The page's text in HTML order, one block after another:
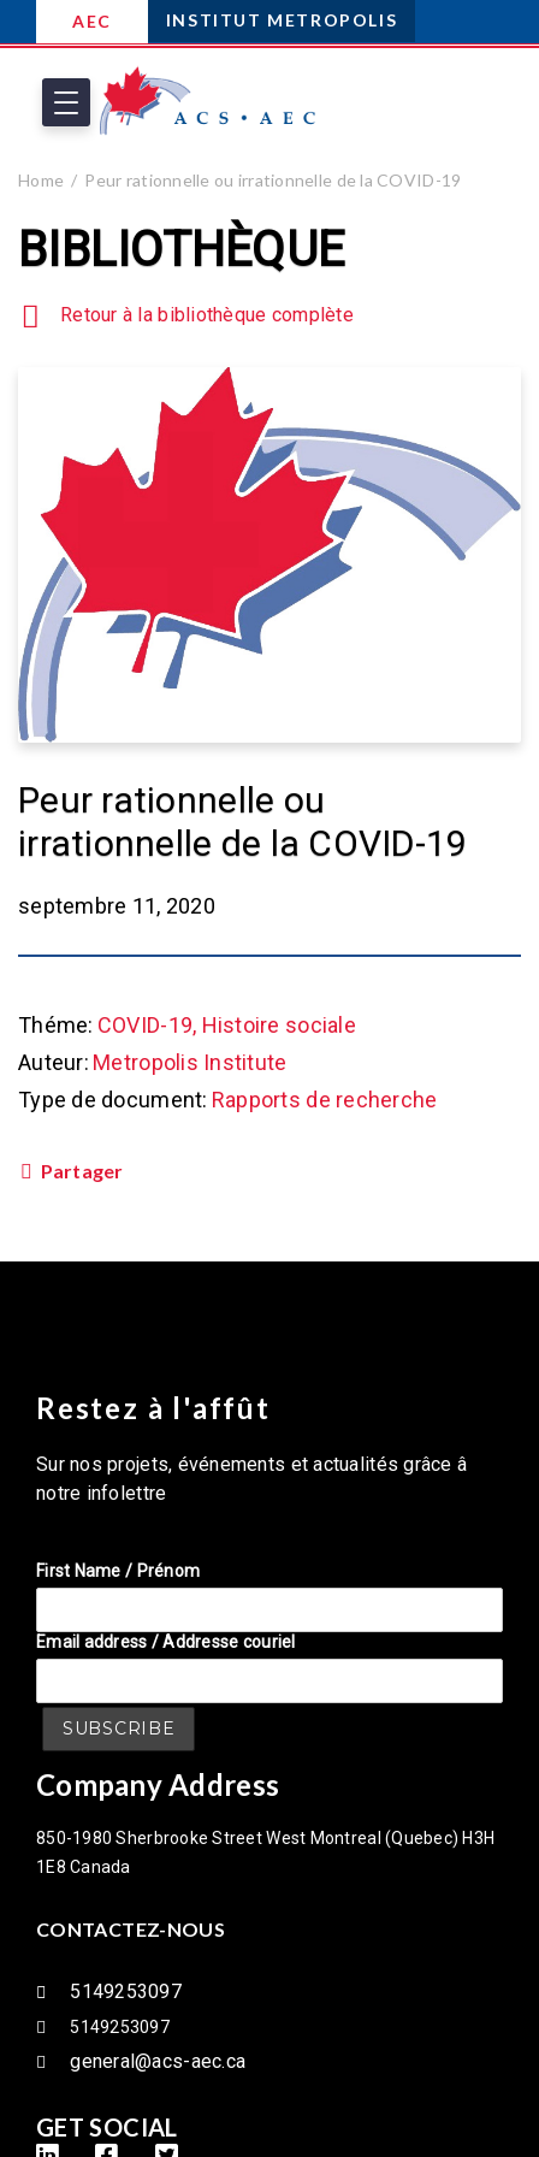
AEC INSTITUT METROPOLIS
Home Peur rationnelle ou irrationnelle de la COVID-19
BIBLIOTHÈQUE
Retour à la bibliothèque complète
Peur rationnelle ou
irrationnelle de la COVID-19
septembre 11, 2020
Théme: COVID-19, Histoire sociale
Auteur: Metropolis Institute
Type de document: Rapports de recherche
Partager
Restez à l'affût
Sur nos projets, événements et actualités grâce â
notre infolettre
First Name / Prénom
Email address / Addresse couriel
Company Address
850-1980 Sherbrooke Street West Montreal (Quebec) H3H
1E8 Canada
CONTACTEZ-NOUS
5149253097
5149253097
general@acs-aec.ca
GET SOCIAL